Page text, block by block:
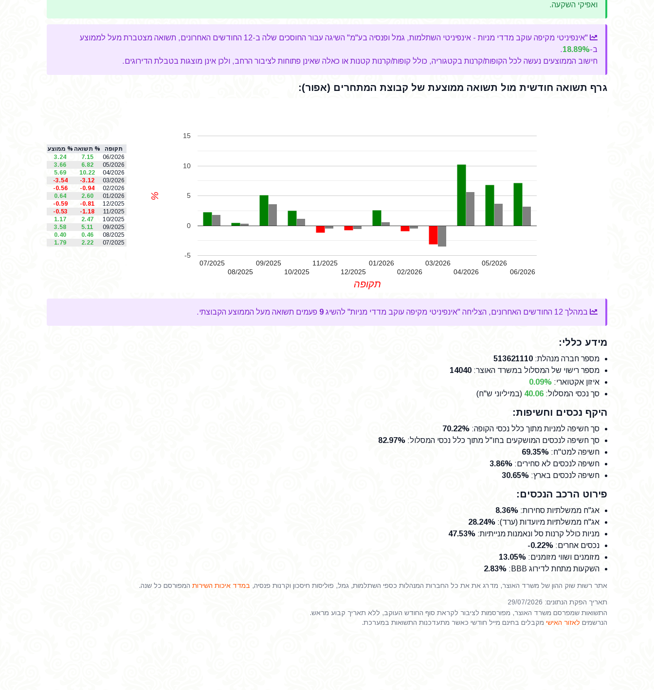
ואפיקי השקעה.
"אינפיניטי מקיפה עוקב מדדי מניות - אינפיניטי השתלמות, גמל ופנסיה בע"מ" השיגה עבור החוסכים שלה ב-12 החודשים האחרונים, תשואה מצטברת מעל לממוצע
ב-18.89%
.
חישוב הממוצעים נעשה לכל הקופות/קרנות בקטגוריה, כולל קופות/קרנות קטנות או כאלה שאינן פתוחות לציבור הרחב, ולכן אינן מוצגות בטבלת הדירוגים.
גרף תשואה חודשית מול תשואה ממוצעת של קבוצת המתחרים (אפור):
07/2025
08/2025
09/2025
10/2025
11/2025
12/2025
01/2026
02/2026
03/2026
04/2026
05/2026
06/2026
-5
0
5
10
15
תקופה
%
תקופה % תשואה % ממוצע
06/2026
7.15
3.24
05/2026
6.82
3.66
04/2026
10.22
5.69
03/2026
-3.12
-3.54
02/2026
-0.94
-0.56
01/2026
2.60
0.64
12/2025
-0.81
-0.59
11/2025
-1.18
-0.53
10/2025
2.47
1.17
09/2025
5.11
3.58
08/2025
0.46
0.40
07/2025
2.22
1.79
במהלך 12 החודשים האחרונים, הצליחה "אינפיניטי מקיפה עוקב מדדי מניות" להשיג 9 פעמים תשואה מעל הממוצע הקבוצתי.
מידע כללי:
מספר חברה מנהלת:
513621110
מספר רישוי של המסלול במשרד האוצר:
14040
איזון אקטוארי: 0.09%
סך נכסי המסלול: 40.06 (במיליוני ש"ח)
היקף נכסים וחשיפות:
סך חשיפה למניות מתוך כלל נכסי הקופה:
70.22%
סך חשיפה לנכסים המושקעים בחו"ל מתוך כלל נכסי המסלול:
82.97%
חשיפה למט"ח:
69.35%
חשיפה לנכסים לא סחירים:
3.86%
חשיפה לנכסים בארץ:
30.65%
פירוט הרכב הנכסים:
אג"ח ממשלתיות סחירות:
8.36%
אג"ח ממשלתיות מיועדות (ערד):
28.24%
מניות כולל קרנות סל ונאמנות מנייתיות:
47.53%
נכסים אחרים:
-0.22%
מזומנים ושווי מזומנים:
13.05%
השקעות מתחת לדירוג BBB
:
2.83%
אתר רשות שוק ההון של משרד האוצר, מדרג את את כל החברות המנהלות כספי השתלמות, גמל, פוליסות חיסכון וקרנות פנסיה, במדד איכות השירות המפורסם כל שנה.
תאריך הפקת הנתונים: 29/07/2026
התשואות שמפרסם משרד האוצר, מפורסמות לציבור לקראת סוף החודש העוקב, ללא תאריך קבוע מראש.
הנרשמים לאזור האישי מקבלים בחינם מייל חודשי כאשר מתעדכנות התשואות במערכת.